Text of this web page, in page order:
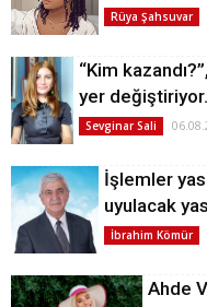
Rüya Şahsuvar
“Kim
yer
Sevginar Sali
İşlemler
uyulacak
İbrahim Kömür
Ahde